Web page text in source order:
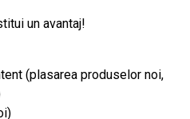
un avantaj!
(plasarea produselor noi,